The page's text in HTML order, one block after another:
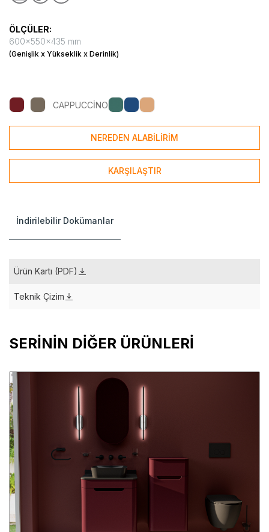
ÖLÇÜLER:
600x550x435 mm
(Genişlik x Yükseklik x Derinlik)
CAPPUCCİNO
NEREDEN ALABİLİRİM
KARŞILAŞTIR
İndirilebilir Dokümanlar
Ürün Kartı (PDF)
Teknik Çizim
SERİNİN DİĞER ÜRÜNLERİ